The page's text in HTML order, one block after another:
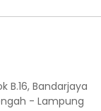
B.16, Bandarjaya
- Lampung